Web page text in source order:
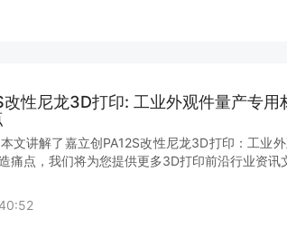
性尼龙3D打印: 工业外观件量产专用
文讲解了嘉立创PA12S改性尼龙3D打印：工业
痛点，我们将为您提供更多3D打印前沿行业资讯